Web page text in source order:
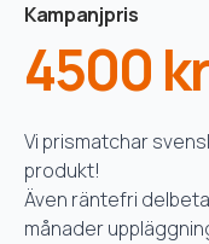
Kampanjpris
4500 kr
Vi prismatchar
produkt!
Även räntefri
månader